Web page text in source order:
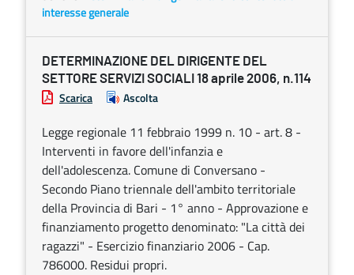
interesse generale
DETERMINAZIONE DEL DIRIGENTE DEL
SETTORE SERVIZI SOCIALI 18 aprile 2006, n.114
Scarica Ascolta
Legge regionale 11 febbraio 1999 n. 10 - art. 8 -
Interventi in favore dell'infanzia e
dell'adolescenza. Comune di Conversano -
Secondo Piano triennale dell'ambito territoriale
della Provincia di Bari - 1° anno - Approvazione e
finanziamento progetto denominato: "La città dei
ragazzi" - Esercizio finanziario 2006 - Cap.
786000. Residui propri.